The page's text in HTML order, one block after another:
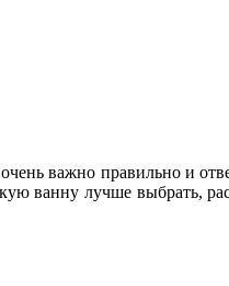
важно правильно и
ванну лучше выбрать,